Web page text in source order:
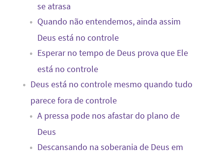
se atrasa
Quando não entendemos, ainda assim
Deus está no controle
Esperar no tempo de Deus prova que Ele
está no controle
Deus está no controle mesmo quando tudo
parece fora de controle
A pressa pode nos afastar do plano de
Deus
Descansando na soberania de Deus em